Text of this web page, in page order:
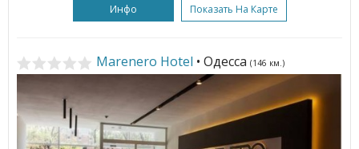
Инфо Показать На Карте
Marenero Hotel • Одесса (146 км.)